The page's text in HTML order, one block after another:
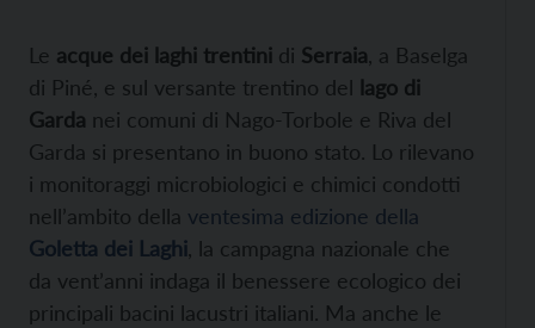
Le acque dei laghi trentini di Serraia , a Baselga
di Piné, e sul versante trentino del lago di
Garda nei comuni di Nago-Torbole e Riva del
Garda si presentano in buono stato. Lo rilevano
i monitoraggi microbiologici e chimici condotti
nell’ambito della ventesima edizione della
Goletta dei Laghi , la campagna nazionale che
da vent’anni indaga il benessere ecologico dei
principali bacini lacustri italiani. Ma anche le